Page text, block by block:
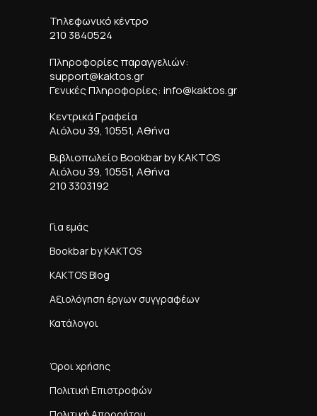
Τηλεφωνικό κέντρο
210 3840524
Πληροφορίες παραγγελιών:
support@kaktos.gr
Γενικές Πληροφορίες: info@kaktos.gr
Κεντρικά Γραφεία
Αιόλου 39, 10551, Αθήνα
Βιβλιοπωλείο Bookbar by KAKTOS
Αιόλου 39, 10551, Αθήνα
210 3303192
Για εμάς
Bookbar by KAKTOS
KAKTOS Blog
Αξιολόγηση έργων συγγραφέων
Κατάλογοι
Όροι χρήσης
Πολιτική Επιστροφών